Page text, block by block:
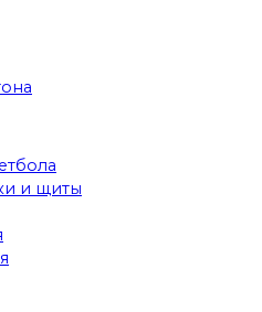
и щиты